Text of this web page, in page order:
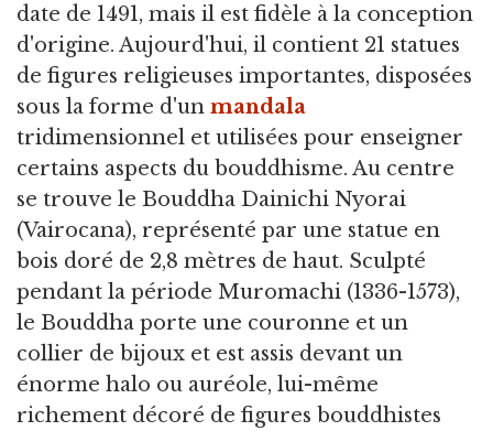
date de 1491, mais il est fidèle à la conception
d'origine. Aujourd'hui, il contient 21 statues
de figures religieuses importantes, disposées
sous la forme d'un mandala
tridimensionnel et utilisées pour enseigner
certains aspects du bouddhisme. Au centre
se trouve le Bouddha Dainichi Nyorai
(Vairocana), représenté par une statue en
bois doré de 2,8 mètres de haut. Sculpté
pendant la période Muromachi (1336-1573),
le Bouddha porte une couronne et un
collier de bijoux et est assis devant un
énorme halo ou auréole, lui-même
richement décoré de figures bouddhistes